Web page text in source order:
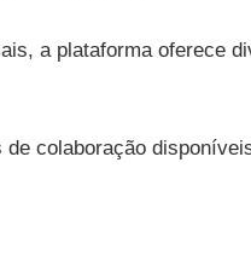
a plataforma oferece
colaboração